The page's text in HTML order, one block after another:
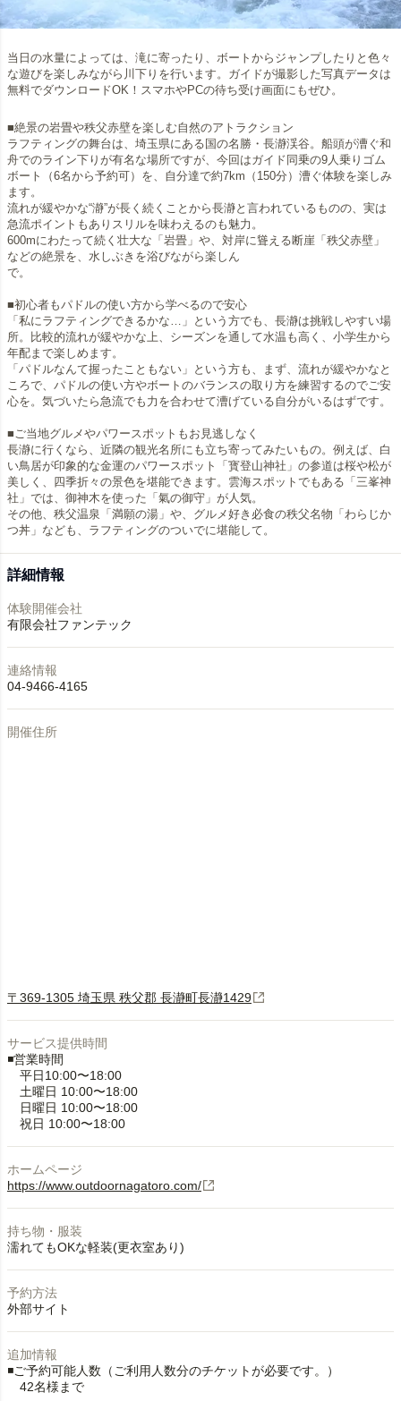
当日の水量によっては、滝に寄ったり、ボートからジャンプしたりと色々
な遊びを楽しみながら川下りを行います。ガイドが撮影した写真データは
無料でダウンロードOK！スマホやPCの待ち受け画面にもぜひ。
■絶景の岩畳や秩父赤壁を楽しむ自然のアトラクション
ラフティングの舞台は、埼玉県にある国の名勝・長瀞渓谷。船頭が漕ぐ和
舟でのライン下りが有名な場所ですが、今回はガイド同乗の9人乗りゴム
ボート（6名から予約可）を、自分達で約7km（150分）漕ぐ体験を楽しみ
ます。
流れが緩やかな“瀞”が長く続くことから長瀞と言われているものの、実は
急流ポイントもありスリルを味わえるのも魅力。
600mにわたって続く壮大な「岩畳」や、対岸に聳える断崖「秩父赤壁」
などの絶景を、水しぶきを浴びながら楽しん
で。
■初心者もパドルの使い方から学べるので安心
「私にラフティングできるかな…」という方でも、長瀞は挑戦しやすい場
所。比較的流れが緩やかな上、シーズンを通して水温も高く、小学生から
年配まで楽しめます。
「パドルなんて握ったこともない」という方も、まず、流れが緩やかなと
ころで、パドルの使い方やボートのバランスの取り方を練習するのでご安
心を。気づいたら急流でも力を合わせて漕げている自分がいるはずです。
■ご当地グルメやパワースポットもお見逃しなく
長瀞に行くなら、近隣の観光名所にも立ち寄ってみたいもの。例えば、白
い鳥居が印象的な金運のパワースポット「寳登山神社」の参道は桜や松が
美しく、四季折々の景色を堪能できます。雲海スポットでもある「三峯神
社」では、御神木を使った「氣の御守」が人気。
その他、秩父温泉「満願の湯」や、グルメ好き必食の秩父名物「わらじか
つ丼」なども、ラフティングのついでに堪能して。
詳細情報
体験開催会社
有限会社ファンテック
連絡情報
04-9466-4165
開催住所
〒369-1305 埼玉県 秩父郡 長瀞町長瀞1429
サービス提供時間
◾️営業時間
平日10:00〜18:00
土曜日 10:00〜18:00
日曜日 10:00〜18:00
祝日 10:00〜18:00
ホームページ
https://www.outdoornagatoro.com/
持ち物・服装
濡れてもOKな軽装(更衣室あり)
予約方法
外部サイト
追加情報
◾️ご予約可能人数（ご利用人数分のチケットが必要です。）
42名様まで